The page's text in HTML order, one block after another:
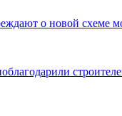
о новой схеме